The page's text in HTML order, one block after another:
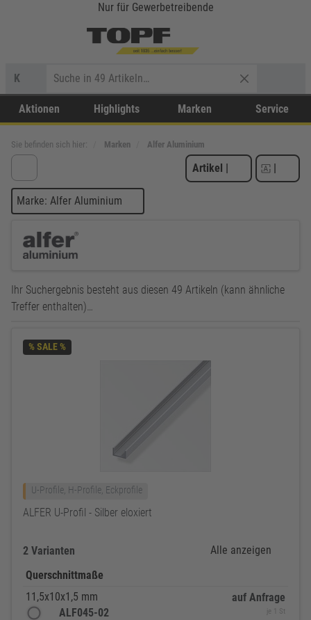
Nur für Gewerbetreibende
K
Aktionen Highlights Marken Service
Sie befinden sich hier: Marken Alfer Aluminium
Artikel | |
Marke: Alfer Aluminium
Ihr Suchergebnis besteht aus diesen 49 Artikeln (kann ähnliche
Treffer enthalten)…
% SALE %
U-Profile, H-Profile, Eckprofile
ALFER U-Profil - Silber eloxiert
2 Varianten
Alle anzeigen
Querschnittmaße
11,5x10x1,5 mm
ALF045-02
auf Anfrage
je 1 St